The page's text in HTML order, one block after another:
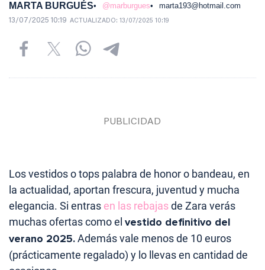
MARTA BURGUÉS @marburgues marta193@hotmail.com
13/07/2025 10:19 ACTUALIZADO: 13/07/2025 10:19
Los vestidos o tops palabra de honor o bandeau, en
la actualidad, aportan frescura, juventud y mucha
elegancia. Si entras en las rebajasde Zara verás
muchas ofertas como el vestido definitivo del
verano 2025.Además vale menos de 10 euros
(prácticamente regalado) y lo llevas en cantidad de